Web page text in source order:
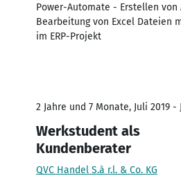
Power-Automate - Erstellen von
Bearbeitung von Excel Dateien
im ERP-Projekt
2 Jahre und 7 Monate, Juli 2019 -
Werkstudent als
Kundenberater
QVC Handel S.à r.l. & Co. KG